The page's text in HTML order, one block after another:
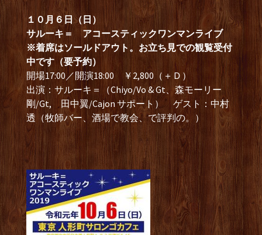
１０月６日（日）
サルーキ＝ アコースティックワンマンライブ
※着席はソールドアウト。お立ち見での観覧受付
中です（要予約）
開場17:00／開演18:00 ￥2,800（＋Ｄ）
出演：サルーキ＝（Chiyo/Vo & Gt、森モーリー
剛/Gt, 田中翼/Cajon サポート） ゲスト：中村
透（牧師バー、酒場で教会、で評判の。）